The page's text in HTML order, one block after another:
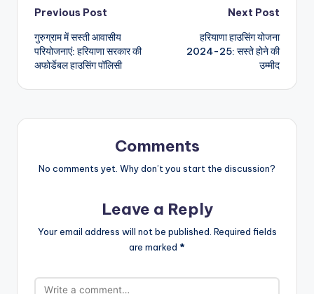
Post
navigation
Previous Post
गुरुग्राम में सस्ती आवासीय
परियोजनाएं: हरियाणा सरकार की
अफोर्डेबल हाउसिंग पॉलिसी
Next Post
हरियाणा हाउसिंग योजना
2024-25: सस्ते होने की
उम्मीद
Comments
No comments yet. Why don’t you start the discussion?
Leave a Reply
Your email address will not be published. Required fields
are marked *